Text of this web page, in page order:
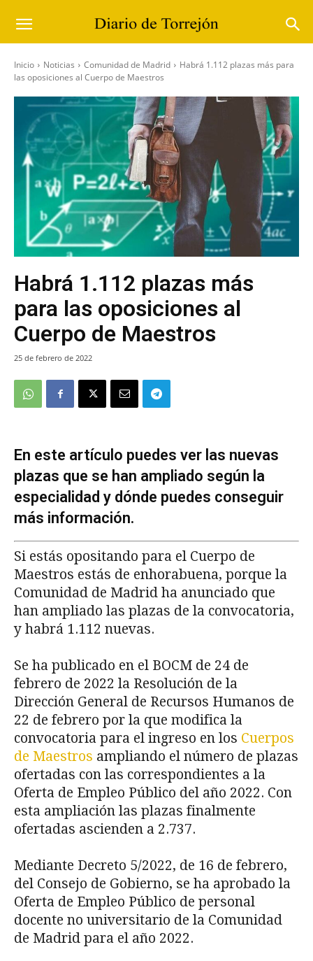
Inicio Noticias Comunidad de Madrid
Habrá 1.112 plazas más para
las oposiciones al Cuerpo de Maestros
Habrá 1.112 plazas más
para las oposiciones al
Cuerpo de Maestros
25 de febrero de 2022
En este artículo puedes ver las nuevas
plazas que se han ampliado según la
especialidad y dónde puedes conseguir
más información.
Si estás opositando para el Cuerpo de
Maestros estás de enhorabuena, porque la
Comunidad de Madrid ha anunciado que
han ampliado las plazas de la convocatoria,
y habrá 1.112 nuevas.
Se ha publicado en el BOCM de 24 de
febrero de 2022 la Resolución de la
Dirección General de Recursos Humanos de
22 de febrero por la que modifica la
convocatoria para el ingreso en los Cuerpos
de Maestros ampliando el número de plazas
ofertadas con las correspondientes a la
Oferta de Empleo Público del año 2022. Con
esta ampliación las plazas finalmente
ofertadas ascienden a 2.737.
Mediante Decreto 5/2022, de 16 de febrero,
del Consejo de Gobierno, se ha aprobado la
Oferta de Empleo Público de personal
docente no universitario de la Comunidad
de Madrid para el año 2022.